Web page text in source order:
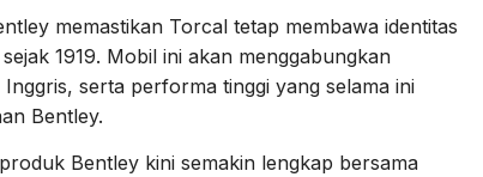
memastikan Torcal tetap membawa identitas
1919. Mobil ini akan menggabungkan
serta performa tinggi yang selama ini
Bentley.
Bentley kini semakin lengkap bersama